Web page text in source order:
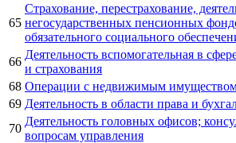
65
Страхование, перестрахование,
негосударственных пенсионных
обязательного социального
66
Деятельность вспомогательная в
и страхования
68 Операции с недвижимым
69 Деятельность в области права и
70
Деятельность головных офисов;
вопросам управления